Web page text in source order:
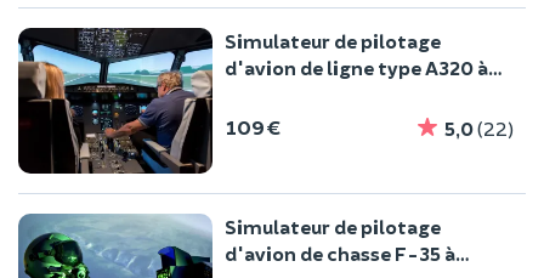
Simulateur de pilotage
d'avion de ligne type A320 à
109 € 5,0(22)
Simulateur de pilotage
d'avion de chasse F-35 à